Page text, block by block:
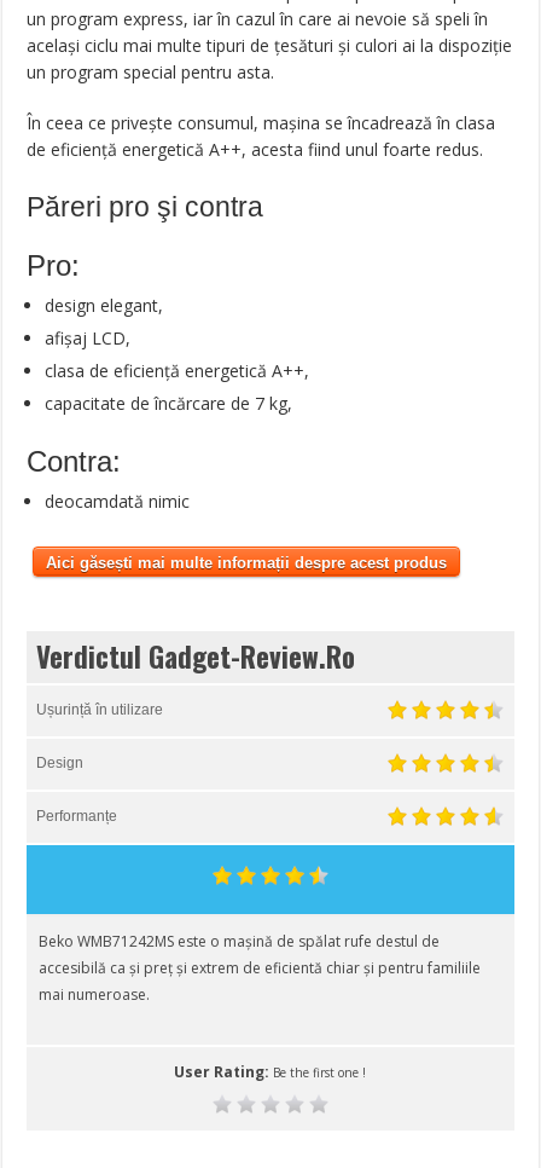
un program express, iar în cazul în care ai nevoie să speli în
acelaşi ciclu mai multe tipuri de țesături şi culori ai la dispoziție
un program special pentru asta.
În ceea ce priveşte consumul, mașina se încadrează în clasa
de eficiență energetică A++, acesta fiind unul foarte redus.
Păreri pro şi contra
Pro:
design elegant,
afișaj LCD,
clasa de eficiență energetică A++,
capacitate de încărcare de 7 kg,
Contra:
deocamdată nimic
Aici găsești mai multe informații despre acest produs
Verdictul Gadget-Review.Ro
Ușurință în utilizare
Design
Performanțe
Beko WMB71242MS este o mașină de spălat rufe destul de
accesibilă ca și preț și extrem de eficientă chiar și pentru familiile
mai numeroase.
User Rating: Be the first one !